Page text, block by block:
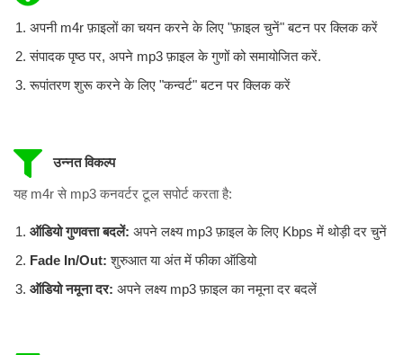
अपनी m4r फ़ाइलों का चयन करने के लिए "फ़ाइल चुनें" बटन पर क्लिक करें
संपादक पृष्ठ पर, अपने mp3 फ़ाइल के गुणों को समायोजित करें.
रूपांतरण शुरू करने के लिए "कन्वर्ट" बटन पर क्लिक करें
उन्नत विकल्प
यह m4r से mp3 कनवर्टर टूल सपोर्ट करता है:
ऑडियो गुणवत्ता बदलें: अपने लक्ष्य mp3 फ़ाइल के लिए Kbps में थोड़ी दर चुनें
Fade In/Out:शुरुआत या अंत में फीका ऑडियो
ऑडियो नमूना दर: अपने लक्ष्य mp3 फ़ाइल का नमूना दर बदलें